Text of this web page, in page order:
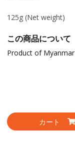
125g (Net weight)
この商品について
Product of Myanmar
カート